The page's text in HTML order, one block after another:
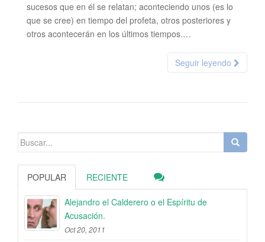
sucesos que en él se relatan; aconteciendo unos (es lo
que se cree) en tiempo del profeta, otros posteriores y
otros acontecerán en los últimos tiempos.…
Seguir leyendo
Buscar:
POPULAR RECIENTE
Alejandro el Calderero o el Espíritu de
Acusación.
Oct 20, 2011